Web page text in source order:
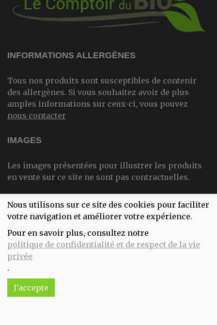
Nous utilisons sur ce site des cookies pour faciliter
votre navigation et améliorer votre expérience.
Pour en savoir plus, consultez notre
politique de confidentialité et de respect de la vie
privée
.
J'accepte
INFORMATIONS ALLERGÈNES
Tous nos produits sont susceptibles de contenir
des allergènes. Si vous souhaitez avoir de plus
amples informations sur ceux-ci, vous pouvez
nous contacter
IMAGES
Les images présentées pour illustrer les produits
en vente sur ce site ne sont pas contractuelles.
NOS INFORMATIONS
181 rue de Trazegnies
lecomptoirdubio.courcelles@gmail.com